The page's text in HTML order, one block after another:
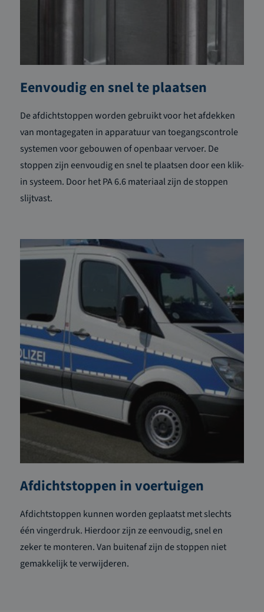
Eenvoudig en snel te plaatsen
De afdichtstoppen worden gebruikt voor het afdekken
van montagegaten in apparatuur van toegangscontrole
systemen voor gebouwen of openbaar vervoer. De
stoppen zijn eenvoudig en snel te plaatsen door een klik-
in systeem. Door het PA 6.6 materiaal zijn de stoppen
slijtvast.
Afdichtstoppen in voertuigen
Afdichtstoppen kunnen worden geplaatst met slechts
één vingerdruk. Hierdoor zijn ze eenvoudig, snel en
zeker te monteren. Van buitenaf zijn de stoppen niet
gemakkelijk te verwijderen.